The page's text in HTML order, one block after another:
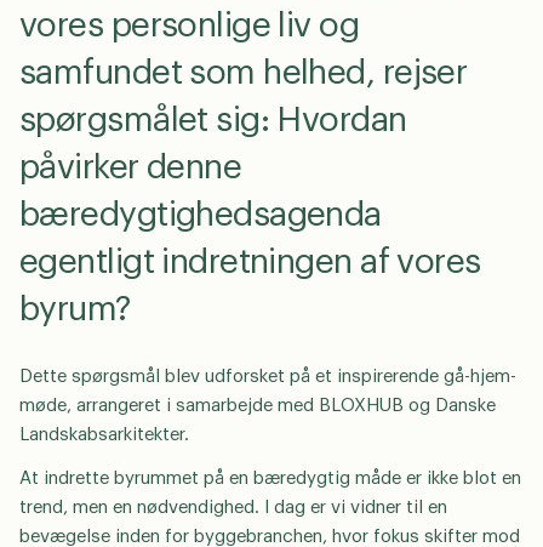
vores personlige liv og
samfundet som helhed, rejser
spørgsmålet sig: Hvordan
påvirker denne
bæredygtighedsagenda
egentligt indretningen af vores
byrum?
Dette spørgsmål blev udforsket på et inspirerende gå-hjem-
møde, arrangeret i samarbejde med BLOXHUB og Danske
Landskabsarkitekter.
At indrette byrummet på en bæredygtig måde er ikke blot en
trend, men en nødvendighed. I dag er vi vidner til en
bevægelse inden for byggebranchen, hvor fokus skifter mod